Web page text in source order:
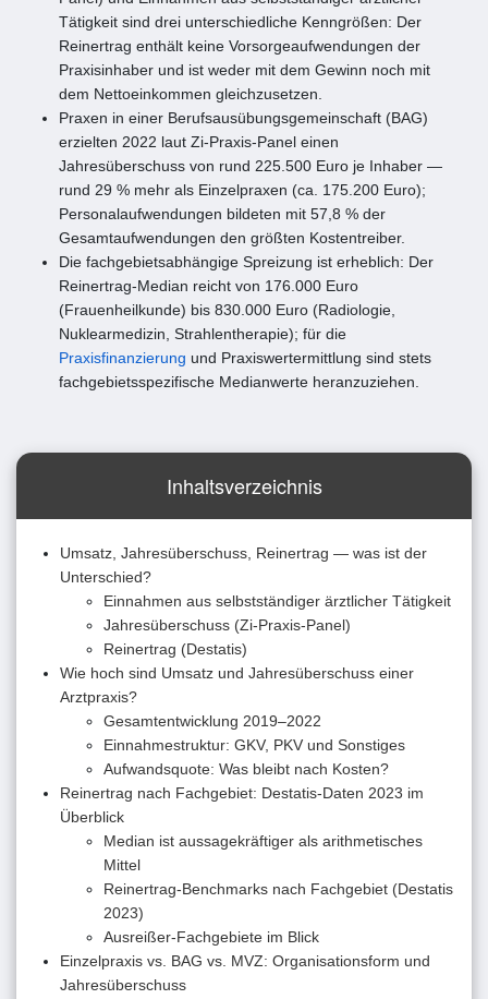
Tätigkeit sind drei unterschiedliche Kenngrößen: Der
Reinertrag enthält keine Vorsorgeaufwendungen der
Praxisinhaber und ist weder mit dem Gewinn noch mit
dem Nettoeinkommen gleichzusetzen.
Praxen in einer Berufsausübungsgemeinschaft (BAG)
erzielten 2022 laut Zi-Praxis-Panel einen
Jahresüberschuss von rund 225.500 Euro je Inhaber —
rund 29 % mehr als Einzelpraxen (ca. 175.200 Euro);
Personalaufwendungen bildeten mit 57,8 % der
Gesamtaufwendungen den größten Kostentreiber.
Die fachgebietsabhängige Spreizung ist erheblich: Der
Reinertrag-Median reicht von 176.000 Euro
(Frauenheilkunde) bis 830.000 Euro (Radiologie,
Nuklearmedizin, Strahlentherapie); für die
Praxisfinanzierung und Praxiswertermittlung sind stets
fachgebietsspezifische Medianwerte heranzuziehen.
Inhaltsverzeichnis
Umsatz, Jahresüberschuss, Reinertrag — was ist der
Unterschied?
Einnahmen aus selbstständiger ärztlicher Tätigkeit
Jahresüberschuss (Zi-Praxis-Panel)
Reinertrag (Destatis)
Wie hoch sind Umsatz und Jahresüberschuss einer
Arztpraxis?
Gesamtentwicklung 2019–2022
Einnahmestruktur: GKV, PKV und Sonstiges
Aufwandsquote: Was bleibt nach Kosten?
Reinertrag nach Fachgebiet: Destatis-Daten 2023 im
Überblick
Median ist aussagekräftiger als arithmetisches
Mittel
Reinertrag-Benchmarks nach Fachgebiet (Destatis
2023)
Ausreißer-Fachgebiete im Blick
Einzelpraxis vs. BAG vs. MVZ: Organisationsform und
Jahresüberschuss